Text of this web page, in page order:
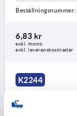
Beställningsnummer:
6,83 kr
exkl. moms
exkl. leveranskostnader
K2244